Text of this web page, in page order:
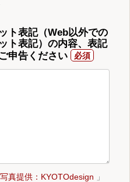
ト表記（Web以外での
ト表記）の内容、表記
申告ください
写真提供：KYOTOdesign 」